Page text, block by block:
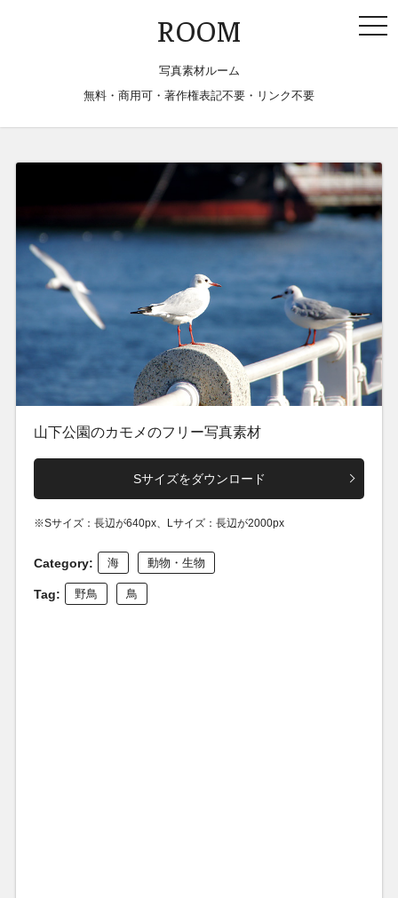
ROOM
写真素材ルーム
無料・商用可・著作権表記不要・リンク不要
山下公園のカモメのフリー写真素材
Sサイズをダウンロード
※Sサイズ：長辺が640px、Lサイズ：長辺が2000px
Category: 海 動物・生物
Tag: 野鳥 鳥